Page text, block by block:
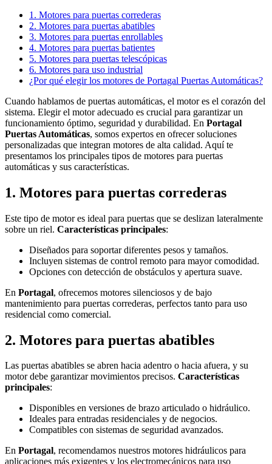
1. Motores para puertas correderas
2. Motores para puertas abatibles
3. Motores para puertas enrollables
4. Motores para puertas batientes
5. Motores para puertas telescópicas
6. Motores para uso industrial
¿Por qué elegir los motores de Portagal Puertas Automáticas?
Cuando hablamos de puertas automáticas, el motor es el corazón del
sistema. Elegir el motor adecuado es crucial para garantizar un
funcionamiento óptimo, seguridad y durabilidad. En Portagal
Puertas Automáticas, somos expertos en ofrecer soluciones
personalizadas que integran motores de alta calidad. Aquí te
presentamos los principales tipos de motores para puertas
automáticas y sus características.
1. Motores para puertas correderas
Este tipo de motor es ideal para puertas que se deslizan lateralmente
sobre un riel. Características principales:
Diseñados para soportar diferentes pesos y tamaños.
Incluyen sistemas de control remoto para mayor comodidad.
Opciones con detección de obstáculos y apertura suave.
En Portagal, ofrecemos motores silenciosos y de bajo
mantenimiento para puertas correderas, perfectos tanto para uso
residencial como comercial.
2. Motores para puertas abatibles
Las puertas abatibles se abren hacia adentro o hacia afuera, y su
motor debe garantizar movimientos precisos. Características
principales:
Disponibles en versiones de brazo articulado o hidráulico.
Ideales para entradas residenciales y de negocios.
Compatibles con sistemas de seguridad avanzados.
En Portagal, recomendamos nuestros motores hidráulicos para
aplicaciones más exigentes y los electromecánicos para uso